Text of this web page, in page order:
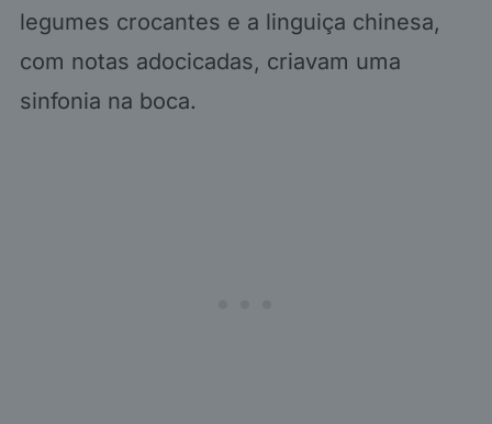
legumes crocantes e a linguiça chinesa,
com notas adocicadas, criavam uma
sinfonia na boca.